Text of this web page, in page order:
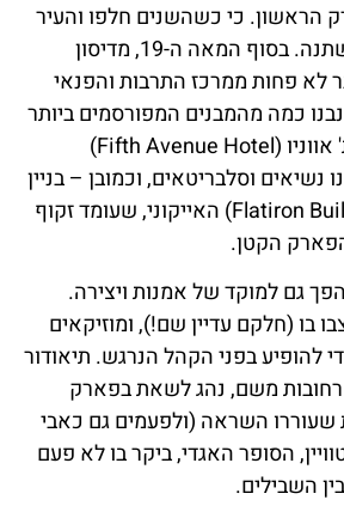
הראשון. כי כשהשנים חלפו והעיר
גדלה, גם הפארק השתנה. בסוף המאה ה-19, מדיסון
לא פחות ממרכז התרבות והפנאי
נבנו כמה מהמבנים המפורסמים ביותר
בעיר, כמו מלון פיפת' אווניו (Fifth Avenue Hotel)
וסלבריטאים, וכמובן – בניין
הפלאטאיירון (Flatiron Building) האייקוני, שעומד זקוף
הקטן.
גם למוקד של אמנות ויצירה.
בו (חלקם עדיין שם!), ומוזיקאים
להופיע בפני הקהל הנרגש. תיאודור
רחובות משם, נהג לשאת בפארק
שעוררו השראה (ולפעמים גם כאבי
הסופר האגדי, ביקר בו לא פעם
השבילים.